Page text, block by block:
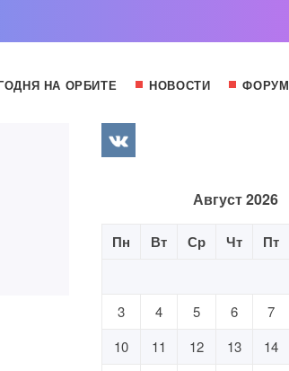
НА ОРБИТЕ НОВОСТИ ФОРУМ
Август 2026
Пн Вт Ср Чт Пт
3
4 5 6 7
10
11 12 13 14